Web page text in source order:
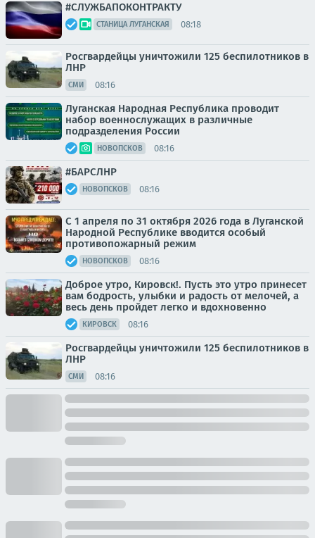
#СЛУЖБАПОКОНТРАКТУ
СТАНИЦА ЛУГАНСКАЯ 08:18
Росгвардейцы уничтожили 125 беспилотников в
ЛНР
СМИ 08:16
Луганская Народная Республика проводит
набор военнослужащих в различные
подразделения России
НОВОПСКОВ 08:16
#БАРСЛНР
НОВОПСКОВ 08:16
С 1 апреля по 31 октября 2026 года в Луганской
Народной Республике вводится особый
противопожарный режим
НОВОПСКОВ 08:16
Доброе утро, Кировск!. Пусть это утро принесет
вам бодрость, улыбки и радость от мелочей, а
весь день пройдет легко и вдохновенно
КИРОВСК 08:16
Росгвардейцы уничтожили 125 беспилотников в
ЛНР
СМИ 08:16